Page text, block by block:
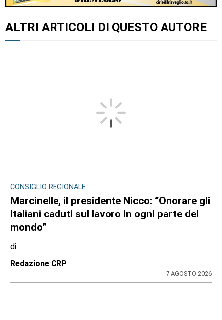
ALTRI ARTICOLI DI QUESTO AUTORE
CONSIGLIO REGIONALE
Marcinelle, il presidente Nicco: “Onorare gli
italiani caduti sul lavoro in ogni parte del
mondo”
di
Redazione CRP
7 AGOSTO 2026